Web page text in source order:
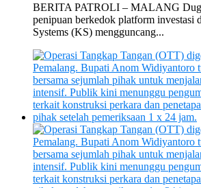
BERITA PATROLI – MALANG
penipuan berkedok platform investasi
Systems (KS) mengguncang...